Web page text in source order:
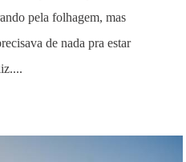
pela folhagem, mas
de nada pra estar